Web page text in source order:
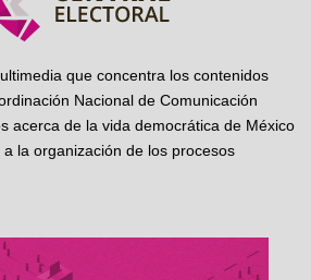
que concentra los contenidos
Nacional de Comunicación
acerca de la vida democrática de México
la organización de los procesos